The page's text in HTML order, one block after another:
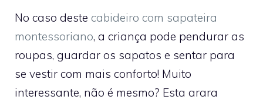
No caso deste cabideiro com sapateira
montessoriano, a criança pode pendurar as
roupas, guardar os sapatos e sentar para
se vestir com mais conforto! Muito
interessante, não é mesmo? Esta arara